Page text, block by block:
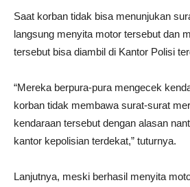
Saat korban tidak bisa menunjukan
langsung menyita motor tersebut dan
tersebut bisa diambil di Kantor Polisi
“Mereka berpura-pura mengecek
korban tidak membawa surat-surat
kendaraan tersebut dengan alasan
kantor kepolisian terdekat,” tuturnya.
Lanjutnya, meski berhasil menyita